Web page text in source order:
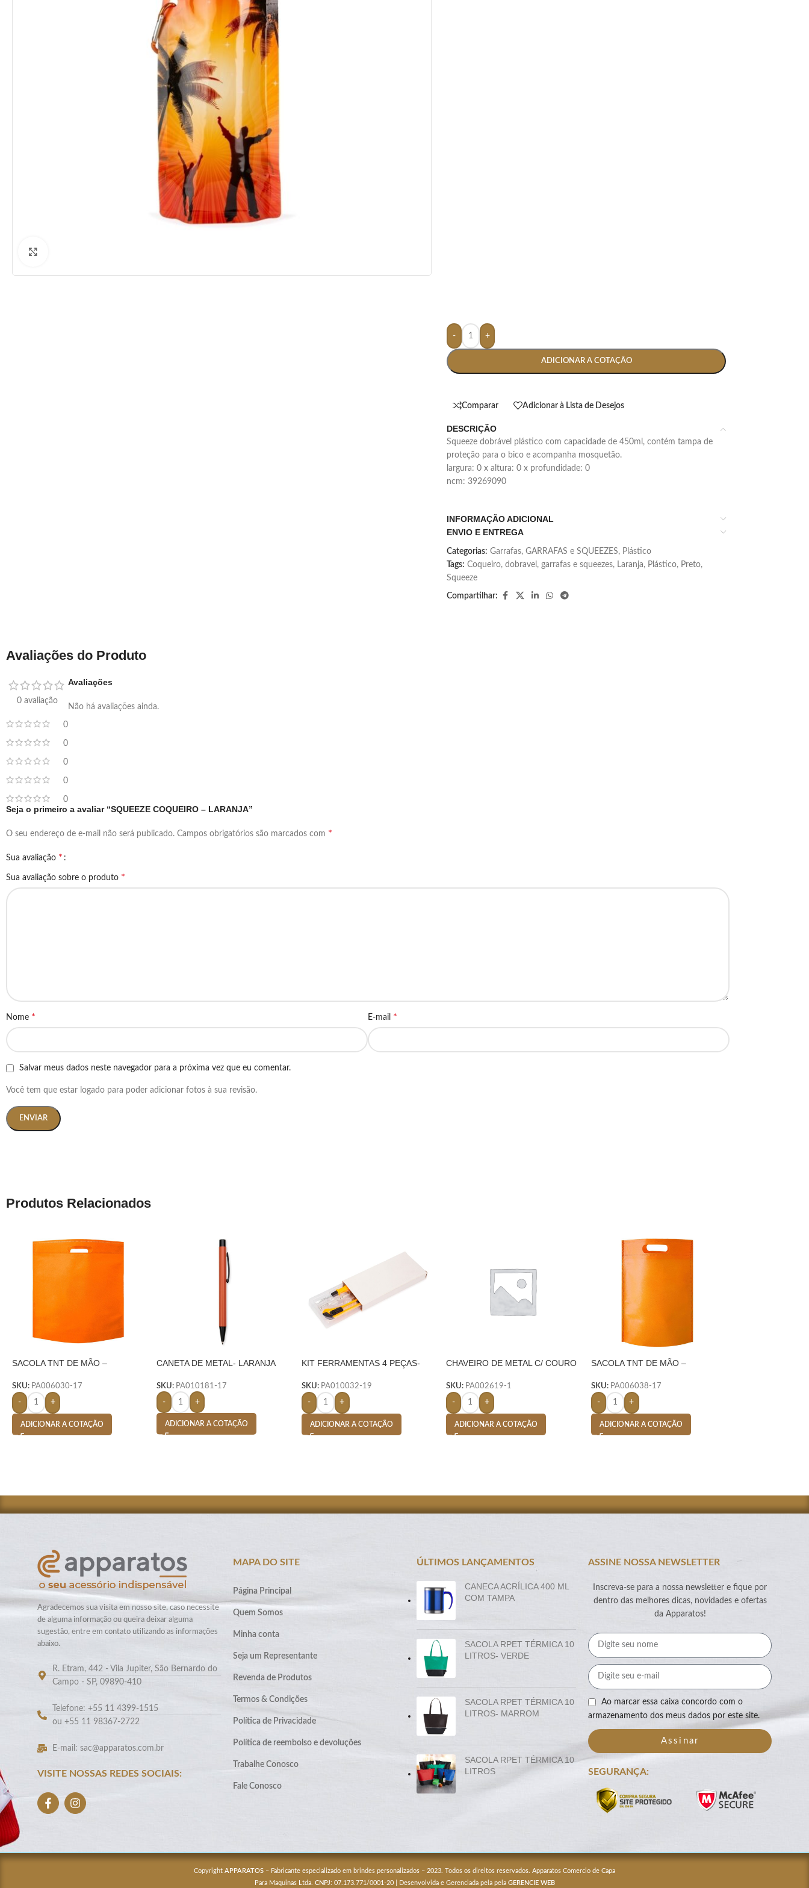
- +
ADICIONAR A COTAÇÃO
Comparar Adicionar à Lista de Desejos
DESCRIÇÃO
squeeze dobrável plástico com capacidade de 450ml, contém tampa de
proteção para o bico e acompanha mosquetão.
largura: 0 x altura: 0 x profundidade: 0
ncm: 39269090
INFORMAÇÃO ADICIONAL
ENVIO E ENTREGA
Categorias: Garrafas, GARRAFAS e SQUEEZES, Plástico
Tags: Coqueiro, dobravel , garrafas e squeezes, Laranja, Plástico, Preto,
Squeeze
Compartilhar:
Avaliações do Produto
0 avaliação
0
0
0
0
0
Avaliações
Não há avaliações ainda.
Seja o primeiro a avaliar “SQUEEZE COQUEIRO – LARANJA”
O seu endereço de e-mail não será publicado. Campos obrigatórios são marcados com *
Sua avaliação *
Sua avaliação sobre o produto *
Nome * E-mail *
Salvar meus dados neste navegador para a próxima vez que eu comentar.
Você tem que estar logado para poder adicionar fotos à sua revisão.
Produtos Relacionados
SACOLA TNT DE MÃO –
SKU: PA006030-17
- +
ADICIONAR A COTAÇÃO
CANETA DE METAL- LARANJA
SKU: PA010181-17
- +
ADICIONAR A COTAÇÃO
KIT FERRAMENTAS 4 PEÇAS-
SKU: PA010032-19
- +
ADICIONAR A COTAÇÃO
CHAVEIRO DE METAL C/ COURO
SKU: PA002619-1
- +
ADICIONAR A COTAÇÃO
SACOLA TNT DE MÃO –
SKU: PA006038-17
- +
ADICIONAR A COTAÇÃO
Agradecemos sua visita em nosso site, caso necessite
de alguma informação ou queira deixar alguma
sugestão, entre em contato utilizando as informações
abaixo.
R. Etram, 442 - Vila Jupiter, São Bernardo do
Campo - SP, 09890-410
Telefone: +55 11 4399-1515
ou +55 11 98367-2722
E-mail: sac@apparatos.com.br
VISITE NOSSAS REDES SOCIAIS:
MAPA DO SITE
Página Principal
Quem Somos
Minha conta
Seja um Representante
Revenda de Produtos
Termos & Condições
Política de Privacidade
Política de reembolso e devoluções
Trabalhe Conosco
Fale Conosco
ÚLTIMOS LANÇAMENTOS
CANECA ACRÍLICA 400 ML
COM TAMPA
SACOLA RPET TÉRMICA 10
LITROS- VERDE
SACOLA RPET TÉRMICA 10
LITROS- MARROM
SACOLA RPET TÉRMICA 10
LITROS
ASSINE NOSSA NEWSLETTER
Inscreva-se para a nossa newsletter e fique por
dentro das melhores dicas, novidades e ofertas
da Apparatos!
Ao marcar essa caixa concordo com o
armazenamento dos meus dados por este site.
Assinar
SEGURANÇA:
Copyright APPARATOS – Fabricante especializado em brindes personalizados – 2023. Todos os direitos reservados. Apparatos Comercio de Capa
Para Maquinas Ltda. CNPJ: 07.173.771/0001-20 | Desenvolvida e Gerenciada pela pela GERENCIE WEB